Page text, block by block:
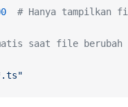
# Hanya tampilkan
saat file berubah